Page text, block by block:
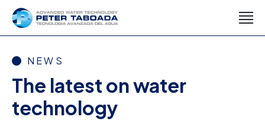
NEWS
The latest on water
technology